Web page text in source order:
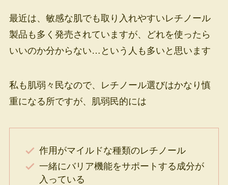
最近は、敏感な肌でも取り入れやすいレチノール
製品も多く発売されていますが、どれを使ったら
いいのか分からない…という人も多いと思います
私も肌弱々民なので、レチノール選びはかなり慎
重になる所ですが、肌弱民的には
作用がマイルドな種類のレチノール
一緒にバリア機能をサポートする成分が
入っている